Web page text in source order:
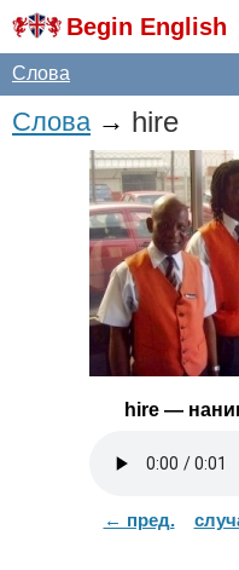
Begin English
Слова
Слова→ hire
hire —
← пред.